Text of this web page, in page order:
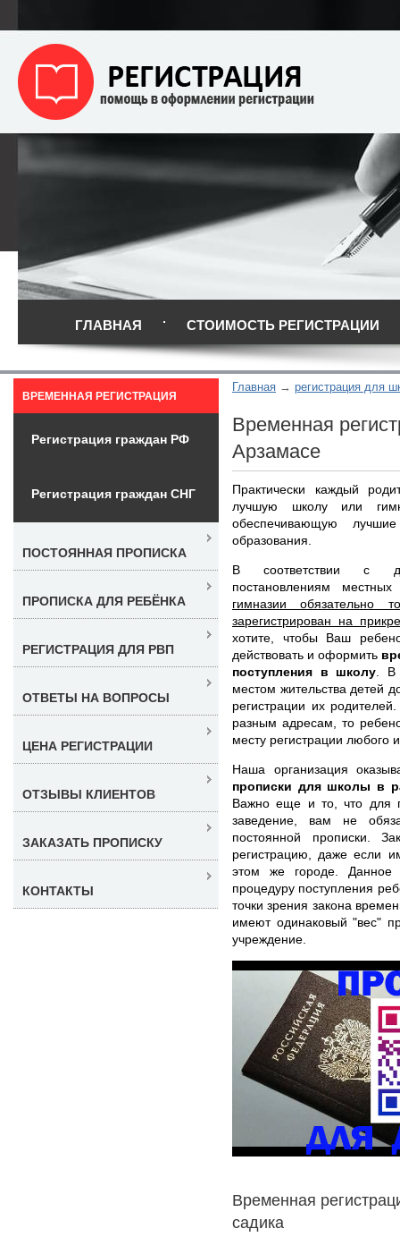
ГЛАВНАЯ СТОИМОСТЬ РЕГИСТРАЦИИ
Главная регистрация для
Временная
Арзамасе
Практически каждый
лучшую школу или
обеспечивающую
образования.
В соответствии с
постановлениям
гимназии обязательно
зарегистрирован на
хотите, чтобы Ваш
действовать и оформить
поступления в школу .
местом жительства детей
регистрации их
разным адресам, то
месту регистрации любого
Наша организация
прописки для школы в
Важно еще и то, что для
заведение, вам не
постоянной прописки.
регистрацию, даже если
этом же городе. Данное
процедуру поступления
точки зрения закона
имеют одинаковый "вес"
учреждение.
Временная
садика
ВРЕМЕННАЯ РЕГИСТРАЦИЯ
Регистрация граждан РФ
Регистрация граждан СНГ
ПОСТОЯННАЯ ПРОПИСКА
ПРОПИСКА ДЛЯ РЕБЁНКА
РЕГИСТРАЦИЯ ДЛЯ РВП
ОТВЕТЫ НА ВОПРОСЫ
ЦЕНА РЕГИСТРАЦИИ
ОТЗЫВЫ КЛИЕНТОВ
ЗАКАЗАТЬ ПРОПИСКУ
КОНТАКТЫ